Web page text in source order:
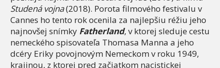
Studená vojna(2018). Porota filmového festivalu v
Cannes ho tento rok ocenila za najlepšiu réžiu jeho
najnovšej snímky Fatherland, v ktorej sleduje cestu
nemeckého spisovateľa Thomasa Manna a jeho
dcéry Eriky povojnovým Nemeckom v roku 1949,
krajinou, z ktorej pred začiatkom nacistickej